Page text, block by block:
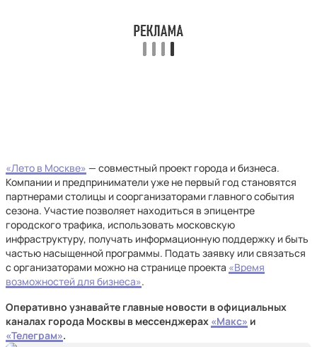
«Лето в Москве» — совместный проект города и бизнеса.
Компании и предприниматели уже не первый год становятся
партнерами столицы и соорганизаторами главного события
сезона. Участие позволяет находиться в эпицентре
городского трафика, использовать московскую
инфраструктуру, получать информационную поддержку и быть
частью насыщенной программы. Подать заявку или связаться
с организаторами можно на странице проекта «Время
возможностей для бизнеса».
Оперативно узнавайте главные новости в официальных
каналах города Москвы в мессенджерах «Макс» и
«Телеграм».